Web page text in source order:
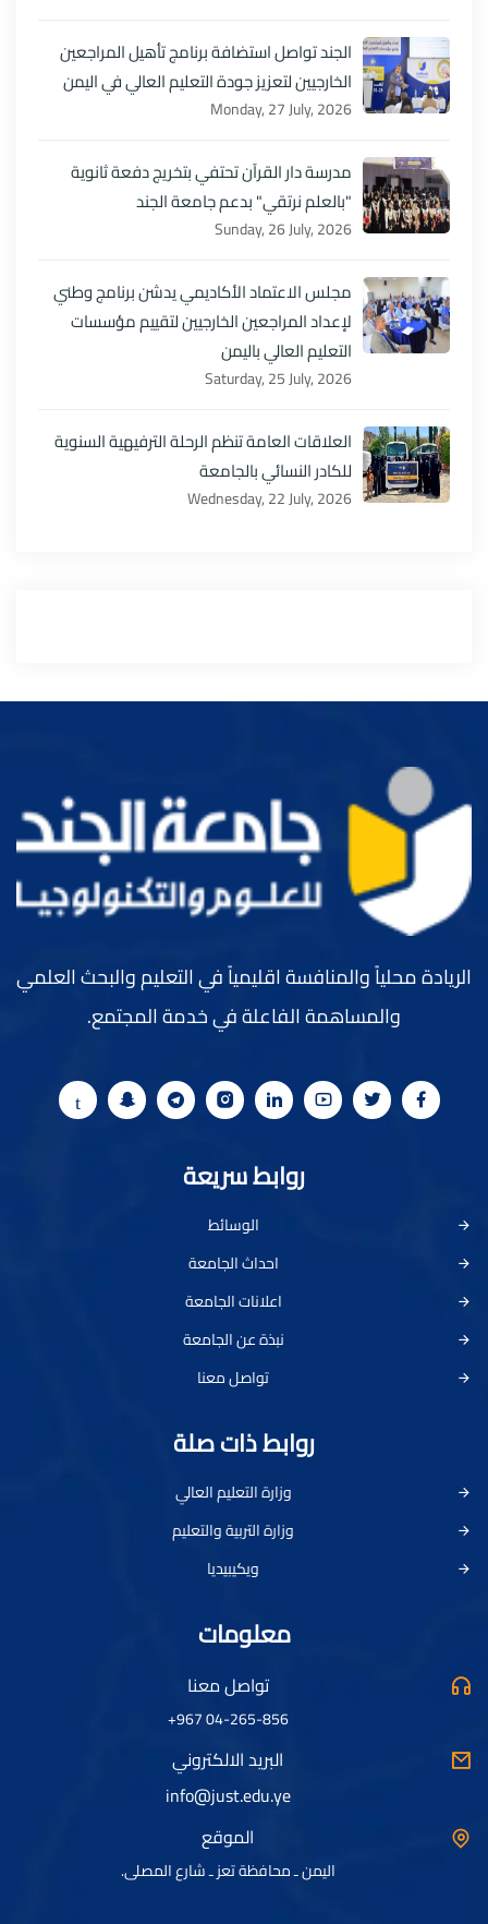
الجند تواصل استضافة برنامج تأهيل المراجعين
الخارجيين لتعزيز جودة التعليم العالي في اليمن
Monday, 27 July, 2026
مدرسة دار القرآن تحتفي بتخريج دفعة ثانوية
"بالعلم نرتقي" بدعم جامعة الجند
Sunday, 26 July, 2026
مجلس الاعتماد الأكاديمي يدشن برنامج وطني
لإعداد المراجعين الخارجيين لتقييم مؤسسات
التعليم العالي باليمن
Saturday, 25 July, 2026
العلاقات العامة تنظم الرحلة الترفيهية السنوية
للكادر النسائي بالجامعة
Wednesday, 22 July, 2026
الريادة محلياً والمنافسة اقليمياً في التعليم والبحث العلمي
والمساهمة الفاعلة في خدمة المجتمع.
روابط سريعة
الوسائط
احداث الجامعة
اعلانات الجامعة
نبذة عن الجامعة
تواصل معنا
روابط ذات صلة
وزارة التعليم العالي
وزارة التربية والتعليم
ويكيبيديا
معلومات
تواصل معنا
04-265-856 967+
البريد الالكتروني
info@just.edu.ye
الموقع
اليمن ـ محافظة تعز ـ شارع المصلى.